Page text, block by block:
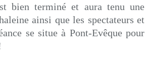
bien terminé et aura tenu une
ainsi que les spectateurs et
se situe à Pont-Evêque pour